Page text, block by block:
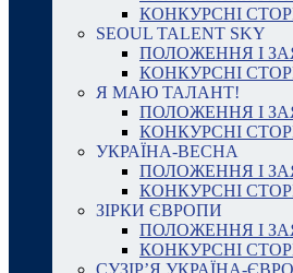
КОНКУРСНІ
SEOUL TALENT SKY
ПОЛОЖЕННЯ І
КОНКУРСНІ
Я МАЮ ТАЛАНТ!
ПОЛОЖЕННЯ І
КОНКУРСНІ
УКРАЇНА-ВЕСНА
ПОЛОЖЕННЯ І
КОНКУРСНІ
ЗІРКИ ЄВРОПИ
ПОЛОЖЕННЯ І
КОНКУРСНІ
СУЗІР’Я УКРАЇНА-